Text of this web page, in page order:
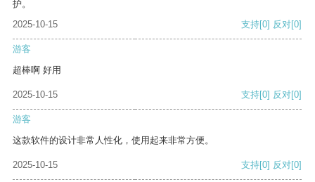
护。
2025-10-15
支持[0] 反对[0]
游客
超棒啊 好用
2025-10-15 支持[0] 反对[0]
游客
这款软件的设计非常人性化，使用起来非常方便。
2025-10-15 支持[0] 反对[0]